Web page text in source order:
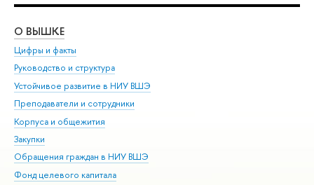
О ВЫШКЕ
Цифры и факты
Руководство и структура
Устойчивое развитие в НИУ ВШЭ
Преподаватели и сотрудники
Корпуса и общежития
Закупки
Обращения граждан в НИУ ВШЭ
Фонд целевого капитала